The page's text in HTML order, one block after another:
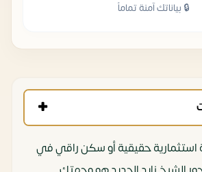
🔒 بياناتك آمنة تماماً
حقيقية أو سكن راقي في